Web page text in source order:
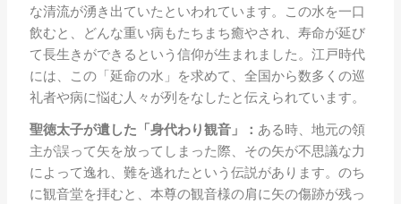
な清流が湧き出ていたといわれています。この水を一口
飲むと、どんな重い病もたちまち癒やされ、寿命が延び
て長生きができるという信仰が生まれました。江戸時代
には、この「延命の水」を求めて、全国から数多くの巡
礼者や病に悩む人々が列をなしたと伝えられています。
聖徳太子が遺した「身代わり観音」： ある時、地元の領
主が誤って矢を放ってしまった際、その矢が不思議な力
によって逸れ、難を逃れたという伝説があります。のち
に観音堂を拝むと、本尊の観音様の肩に矢の傷跡が残っ